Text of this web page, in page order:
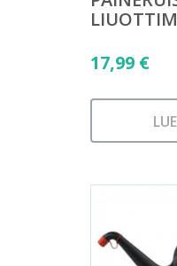
17,99 €